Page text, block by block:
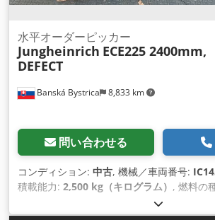
Banská Bystrica 8,833 km
水平オーダーピッカー
Jungheinrich ECE225 2400mm,
DEFECT
問い合わせる
コンディション: 中古, 機械／車両番号:
積載能力: 2,500 kg（キログラム） , 燃料の
2,400 mm